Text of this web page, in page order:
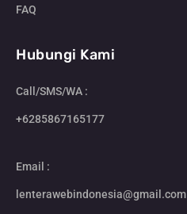
FAQ
Hubungi Kami
Call/SMS/WA :
+6285867165177
Email :
lenterawebindonesia@gmail.com